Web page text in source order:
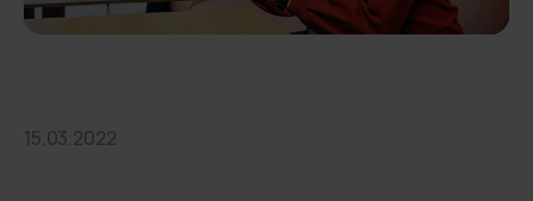
Meille töihin
15.03.2022